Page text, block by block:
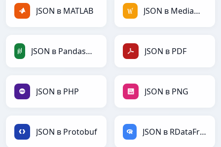
JSON в MATLAB JSON в MediaWiki
JSON в PandasDataFrame JSON в PDF
JSON в PHP JSON в PNG
JSON в Protobuf JSON в RDataFrame